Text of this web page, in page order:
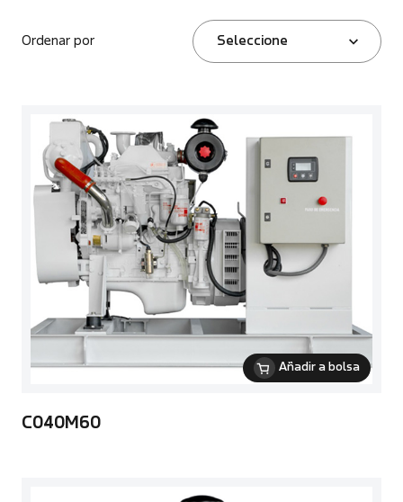
Ordenar por Seleccione
Añadir a bolsa
C040M60